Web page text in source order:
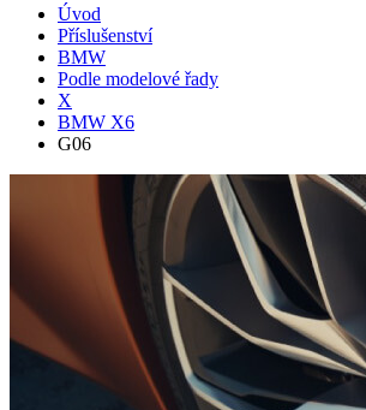
Úvod
Příslušenství
BMW
Podle modelové řady
X
BMW X6
G06